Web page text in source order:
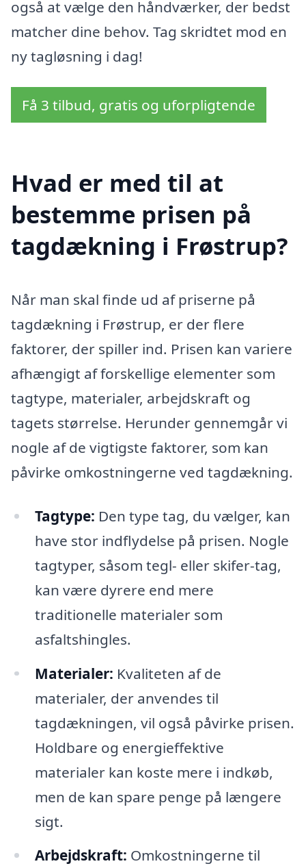
også at vælge den håndværker, der bedst
matcher dine behov. Tag skridtet mod en
ny tagløsning i dag!
Få 3 tilbud, gratis og uforpligtende
Hvad er med til at
bestemme prisen på
tagdækning i Frøstrup?
Når man skal finde ud af priserne på
tagdækning i Frøstrup, er der flere
faktorer, der spiller ind. Prisen kan variere
afhængigt af forskellige elementer som
tagtype, materialer, arbejdskraft og
tagets størrelse. Herunder gennemgår vi
nogle af de vigtigste faktorer, som kan
påvirke omkostningerne ved tagdækning.
Tagtype: Den type tag, du vælger, kan
have stor indflydelse på prisen. Nogle
tagtyper, såsom tegl- eller skifer-tag,
kan være dyrere end mere
traditionelle materialer som
asfaltshingles.
Materialer: Kvaliteten af de
materialer, der anvendes til
tagdækningen, vil også påvirke prisen.
Holdbare og energieffektive
materialer kan koste mere i indkøb,
men de kan spare penge på længere
sigt.
Arbejdskraft: Omkostningerne til